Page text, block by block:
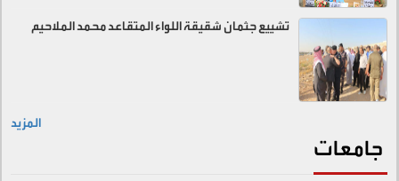
تشييع جثمان شقيقة اللواء المتقاعد محمد الملاحيم
المزيد
جامعات